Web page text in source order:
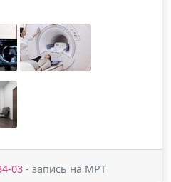
03 - запись на МРТ